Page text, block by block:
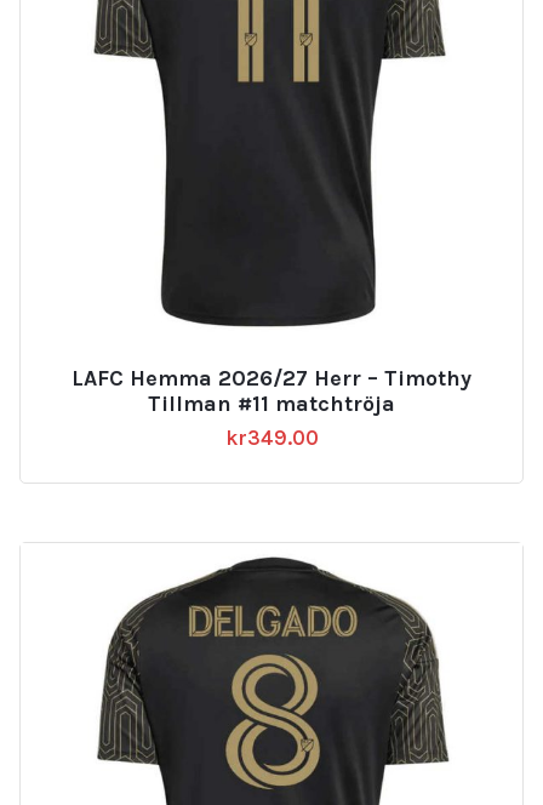
LAFC Hemma 2026/27 Herr – Timothy
Tillman #11 matchtröja
kr349.00